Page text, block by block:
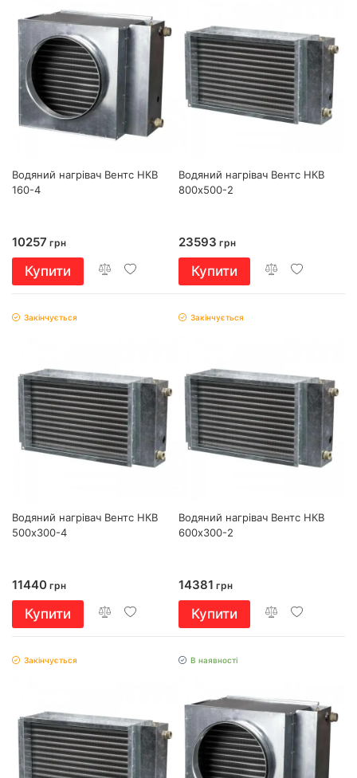
Водяний нагрівач Вентс НКВ
160-4
10257 грн
Купити
Водяний нагрівач Вентс НКВ
800х500-2
23593 грн
Купити
Закінчується
Водяний нагрівач Вентс НКВ
500х300-4
11440 грн
Купити
Закінчується
Водяний нагрівач Вентс НКВ
600х300-2
14381 грн
Купити
Закінчується В наявності